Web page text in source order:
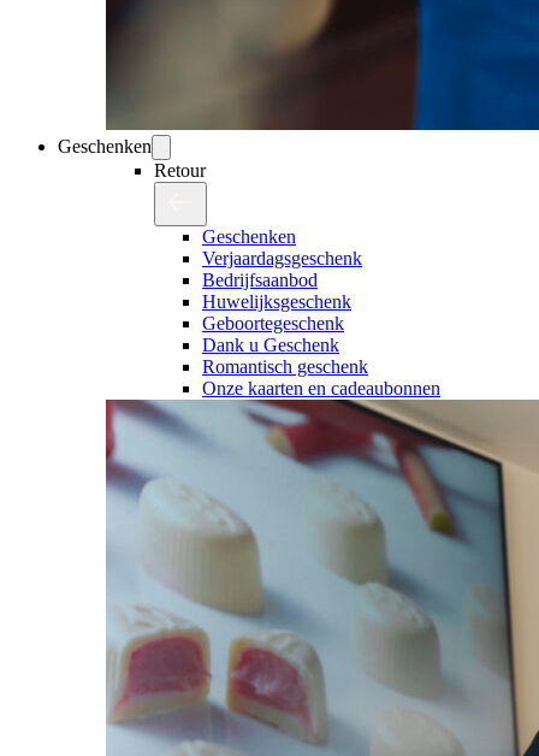
Geschenken
Retour
Geschenken
Verjaardagsgeschenk
Bedrijfsaanbod
Huwelijksgeschenk
Geboortegeschenk
Dank u Geschenk
Romantisch geschenk
Onze kaarten en cadeaubonnen